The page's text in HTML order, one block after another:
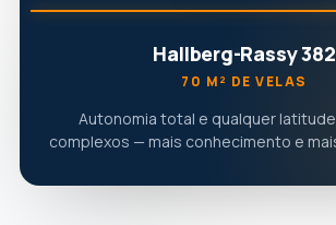
Hallberg-Rassy 382
70 M² DE VELAS
Autonomia total e qualquer
complexos — mais conhecimento e